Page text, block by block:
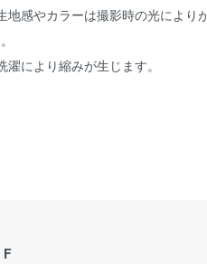
地感やカラーは撮影時の光により
濯により縮みが生じます。